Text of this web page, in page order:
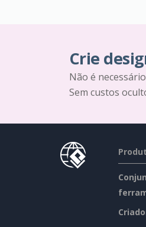
Crie
Não é
Sem custos